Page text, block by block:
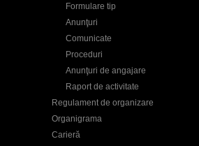
Formulare tip
Anunţuri
Comunicate
Proceduri
Anunţuri de angajare
Raport de activitate
Regulament de organizare
Organigrama
Carieră